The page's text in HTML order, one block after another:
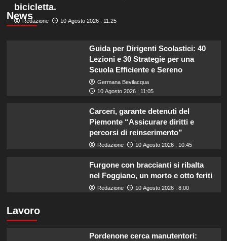
News
bicicletta.
Redazione 10 Agosto 2026 : 11:25
Guida per Dirigenti Scolastici: 40
Lezioni e 30 Strategie per una
Scuola Efficiente e Sereno
Germana Bevilacqua
10 Agosto 2026 : 11:05
Carceri, garante detenuti del
Piemonte “Assicurare diritti e
percorsi di reinserimento”
Redazione 10 Agosto 2026 : 10:45
Furgone con braccianti si ribalta
nel Foggiano, un morto e otto feriti
Redazione 10 Agosto 2026 : 8:00
Lavoro
Pordenone cerca manutentori: